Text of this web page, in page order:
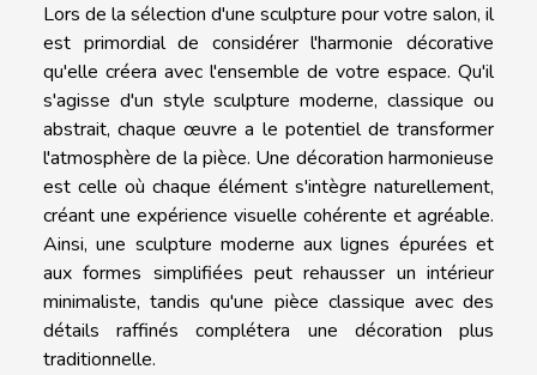
Lors de la sélection d'une sculpture pour votre salon, il
est primordial de considérer l'harmonie décorative
qu'elle créera avec l'ensemble de votre espace. Qu'il
s'agisse d'un style sculpture moderne, classique ou
abstrait, chaque œuvre a le potentiel de transformer
l'atmosphère de la pièce. Une décoration harmonieuse
est celle où chaque élément s'intègre naturellement,
créant une expérience visuelle cohérente et agréable.
Ainsi, une sculpture moderne aux lignes épurées et
aux formes simplifiées peut rehausser un intérieur
minimaliste, tandis qu'une pièce classique avec des
détails raffinés complétera une décoration plus
traditionnelle.